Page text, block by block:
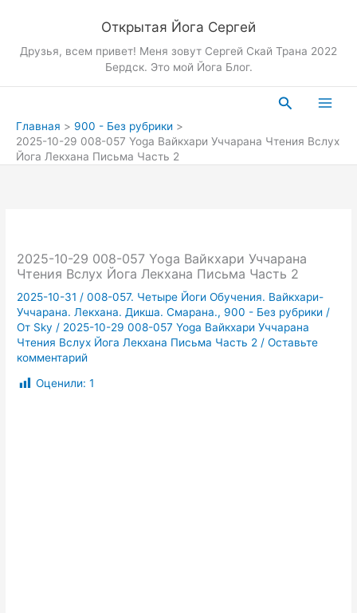
Открытая Йога Сергей
Друзья, всем привет! Меня зовут Сергей Скай Трана 2022
Бердск. Это мой Йога Блог.
Поиск
Главная
900 - Без рубрики
2025-10-29 008-057 Yoga Вайкхари Уччарана Чтения Вслух
Йога Лекхана Письма Часть 2
2025-10-29 008-057 Yoga Вайкхари Уччарана
Чтения Вслух Йога Лекхана Письма Часть 2
2025-10-31 /008-057. Четыре Йоги Обучения. Вайкхари-
Уччарана. Лекхана. Дикша. Смарана., 900 - Без рубрики /
От Sky / 2025-10-29 008-057 Yoga Вайкхари Уччарана
Чтения Вслух Йога Лекхана Письма Часть 2 /Оставьте
комментарий
Оценили: 1